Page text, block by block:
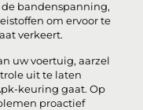
bandenspanning,
om ervoor te
verkeert.
uw voertuig, aarzel
uit te laten
keuring gaat. Op
proactief